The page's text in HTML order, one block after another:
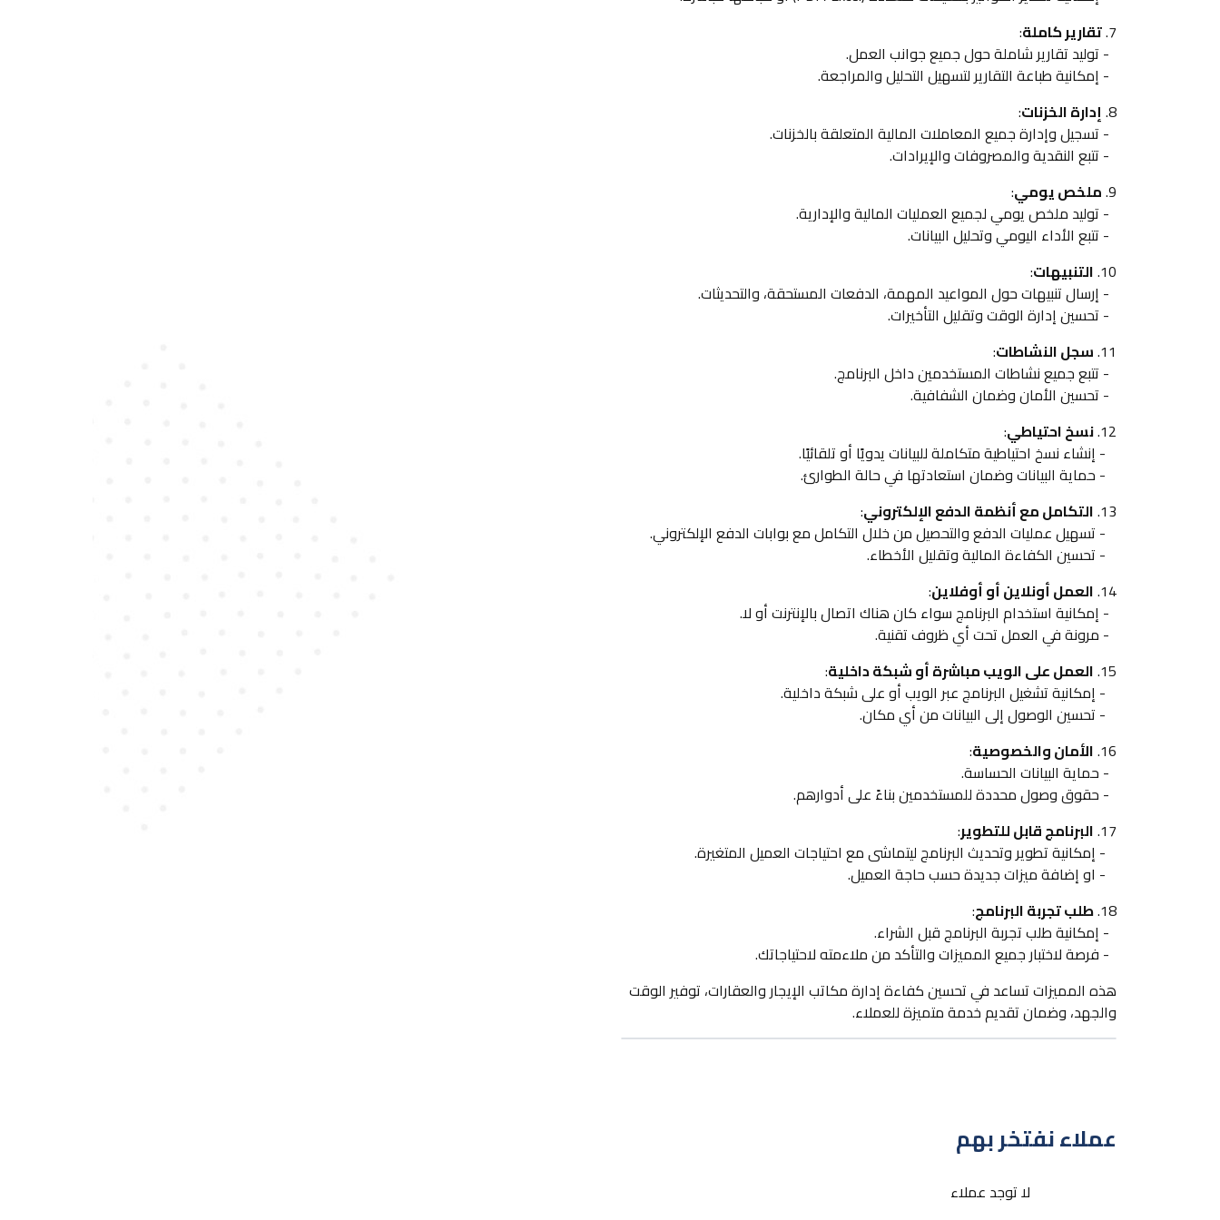
7. تقارير كاملة:
- توليد تقارير شاملة حول جميع جوانب العمل.
- إمكانية طباعة التقارير لتسهيل التحليل والمراجعة.
8. إدارة الخزنات:
- تسجيل وإدارة جميع المعاملات المالية المتعلقة بالخزنات.
- تتبع النقدية والمصروفات والإيرادات.
9. ملخص يومي:
- توليد ملخص يومي لجميع العمليات المالية والإدارية.
- تتبع الأداء اليومي وتحليل البيانات.
10. التنبيهات:
- إرسال تنبيهات حول المواعيد المهمة، الدفعات المستحقة، والتحديثات.
- تحسين إدارة الوقت وتقليل التأخيرات.
11. سجل النشاطات:
- تتبع جميع نشاطات المستخدمين داخل البرنامج.
- تحسين الأمان وضمان الشفافية.
12. نسخ احتياطي:
- إنشاء نسخ احتياطية متكاملة للبيانات يدويًا أو تلقائيًا.
- حماية البيانات وضمان استعادتها في حالة الطوارئ.
13. التكامل مع أنظمة الدفع الإلكتروني:
- تسهيل عمليات الدفع والتحصيل من خلال التكامل مع بوابات الدفع الإلكتروني.
- تحسين الكفاءة المالية وتقليل الأخطاء.
14. العمل أونلاين أو أوفلاين:
- إمكانية استخدام البرنامج سواء كان هناك اتصال بالإنترنت أو لا.
- مرونة في العمل تحت أي ظروف تقنية.
15. العمل على الويب مباشرة أو شبكة داخلية:
- إمكانية تشغيل البرنامج عبر الويب أو على شبكة داخلية.
- تحسين الوصول إلى البيانات من أي مكان.
16. الأمان والخصوصية:
- حماية البيانات الحساسة.
- حقوق وصول محددة للمستخدمين بناءً على أدوارهم.
17. البرنامج قابل للتطوير:
- إمكانية تطوير وتحديث البرنامج ليتماشى مع احتياجات العميل المتغيرة.
- او إضافة ميزات جديدة حسب حاجة العميل.
18. طلب تجربة البرنامج:
- إمكانية طلب تجربة البرنامج قبل الشراء.
- فرصة لاختبار جميع المميزات والتأكد من ملاءمته لاحتياجاتك.
هذه المميزات تساعد في تحسين كفاءة إدارة مكاتب الإيجار والعقارات، توفير الوقت
والجهد، وضمان تقديم خدمة متميزة للعملاء.
عملاء نفتخر بهم
لا توجد عملاء